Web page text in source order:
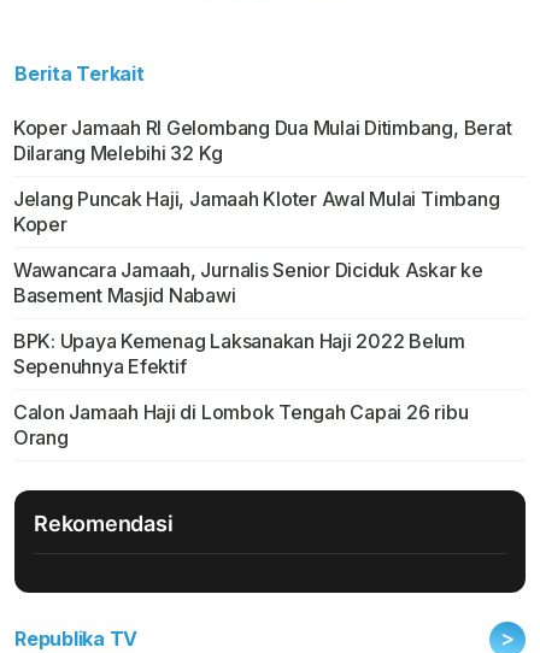
Berita Terkait
Koper Jamaah RI Gelombang Dua Mulai Ditimbang, Berat
Dilarang Melebihi 32 Kg
Jelang Puncak Haji, Jamaah Kloter Awal Mulai Timbang
Koper
Wawancara Jamaah, Jurnalis Senior Diciduk Askar ke
Basement Masjid Nabawi
BPK: Upaya Kemenag Laksanakan Haji 2022 Belum
Sepenuhnya Efektif
Calon Jamaah Haji di Lombok Tengah Capai 26 ribu
Orang
Rekomendasi
Republika TV >